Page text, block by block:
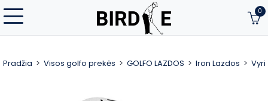
0
Pradžia Visos golfo prekės GOLFO LAZDOS Iron Lazdos